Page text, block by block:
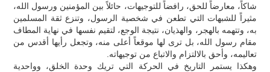
شاكاً، معارضاً للحق، رافضاً للتوجيهات، حائلاً بين المؤمنين ورسول الله،
مثيراً للشبهات التي تطعن في شخصية الرسول، وتنزع ثقة المسلمين
به، وتتهمه بالهجر، والهذيان، نتيجة الوجع، لتقيم نفسها في نهاية المطاف
مقام رسول الله، بل ترى لها موقعاً أعلى منه، وتجعل رأيها أقدس من
تعاليمه، وأحق بالالتزام والاتباع من توجيهاته.
وهكذا يستمر التاريخ في الحركة التي تريك وحدة الخلق، وواحدية